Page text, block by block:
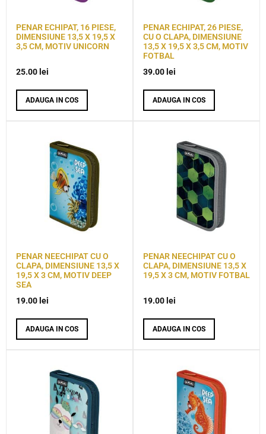
PENAR ECHIPAT, 16 PIESE,
DIMENSIUNE 13,5 X 19,5 X
3,5 CM, MOTIV UNICORN
25.00 lei
ADAUGA IN COS
PENAR ECHIPAT, 26 PIESE,
CU O CLAPA, DIMENSIUNE
13,5 X 19,5 X 3,5 CM, MOTIV
FOTBAL
39.00 lei
ADAUGA IN COS
PENAR NEECHIPAT CU O
CLAPA, DIMENSIUNE 13,5 X
19,5 X 3 CM, MOTIV DEEP
SEA
19.00 lei
ADAUGA IN COS
PENAR NEECHIPAT CU O
CLAPA, DIMENSIUNE 13,5 X
19,5 X 3 CM, MOTIV FOTBAL
19.00 lei
ADAUGA IN COS